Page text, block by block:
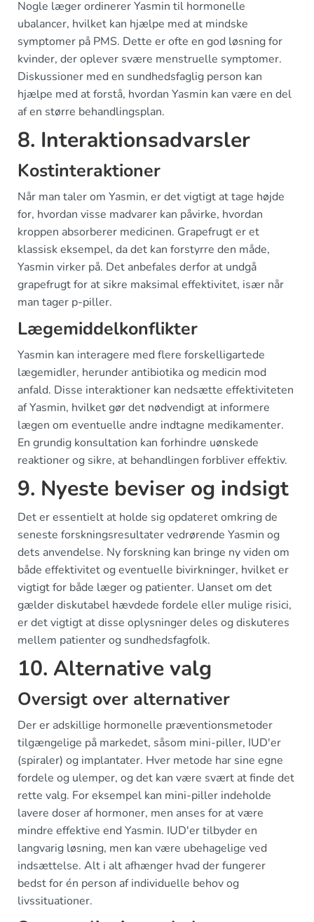
Nogle læger ordinerer Yasmin til hormonelle
ubalancer, hvilket kan hjælpe med at mindske
symptomer på PMS. Dette er ofte en god løsning for
kvinder, der oplever svære menstruelle symptomer.
Diskussioner med en sundhedsfaglig person kan
hjælpe med at forstå, hvordan Yasmin kan være en del
af en større behandlingsplan.
8. Interaktionsadvarsler
Kostinteraktioner
Når man taler om Yasmin, er det vigtigt at tage højde
for, hvordan visse madvarer kan påvirke, hvordan
kroppen absorberer medicinen. Grapefrugt er et
klassisk eksempel, da det kan forstyrre den måde,
Yasmin virker på. Det anbefales derfor at undgå
grapefrugt for at sikre maksimal effektivitet, især når
man tager p-piller.
Lægemiddelkonflikter
Yasmin kan interagere med flere forskelligartede
lægemidler, herunder antibiotika og medicin mod
anfald. Disse interaktioner kan nedsætte effektiviteten
af Yasmin, hvilket gør det nødvendigt at informere
lægen om eventuelle andre indtagne medikamenter.
En grundig konsultation kan forhindre uønskede
reaktioner og sikre, at behandlingen forbliver effektiv.
9. Nyeste beviser og indsigt
Det er essentielt at holde sig opdateret omkring de
seneste forskningsresultater vedrørende Yasmin og
dets anvendelse. Ny forskning kan bringe ny viden om
både effektivitet og eventuelle bivirkninger, hvilket er
vigtigt for både læger og patienter. Uanset om det
gælder diskutabel hævdede fordele eller mulige risici,
er det vigtigt at disse oplysninger deles og diskuteres
mellem patienter og sundhedsfagfolk.
10. Alternative valg
Oversigt over alternativer
Der er adskillige hormonelle præventionsmetoder
tilgængelige på markedet, såsom mini-piller, IUD'er
(spiraler) og implantater. Hver metode har sine egne
fordele og ulemper, og det kan være svært at finde det
rette valg. For eksempel kan mini-piller indeholde
lavere doser af hormoner, men anses for at være
mindre effektive end Yasmin. IUD'er tilbyder en
langvarig løsning, men kan være ubehagelige ved
indsættelse. Alt i alt afhænger hvad der fungerer
bedst for én person af individuelle behov og
livssituationer.